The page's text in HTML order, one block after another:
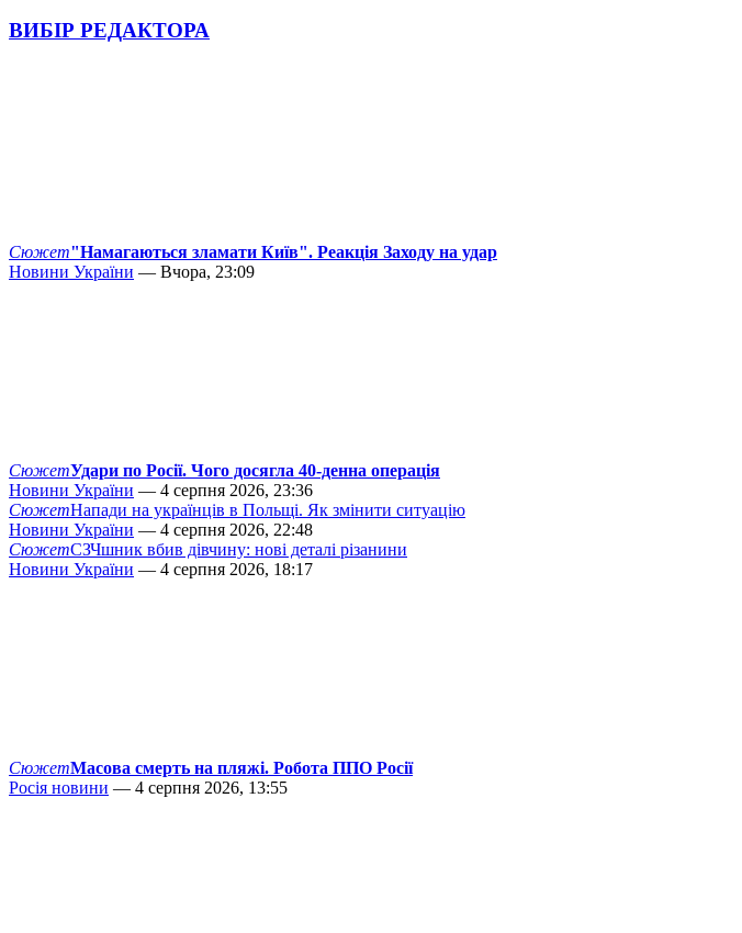
ВИБІР РЕДАКТОРА
Сюжет"Намагаються зламати Київ". Реакція Заходу на удар
Новини України — Вчора, 23:09
СюжетУдари по Росії. Чого досягла 40-денна операція
Новини України — 4 серпня 2026, 23:36
СюжетНапади на українців в Польщі. Як змінити ситуацію
Новини України — 4 серпня 2026, 22:48
СюжетСЗЧшник вбив дівчину: нові деталі різанини
Новини України — 4 серпня 2026, 18:17
СюжетМасова смерть на пляжі. Робота ППО Росії
Росія новини — 4 серпня 2026, 13:55